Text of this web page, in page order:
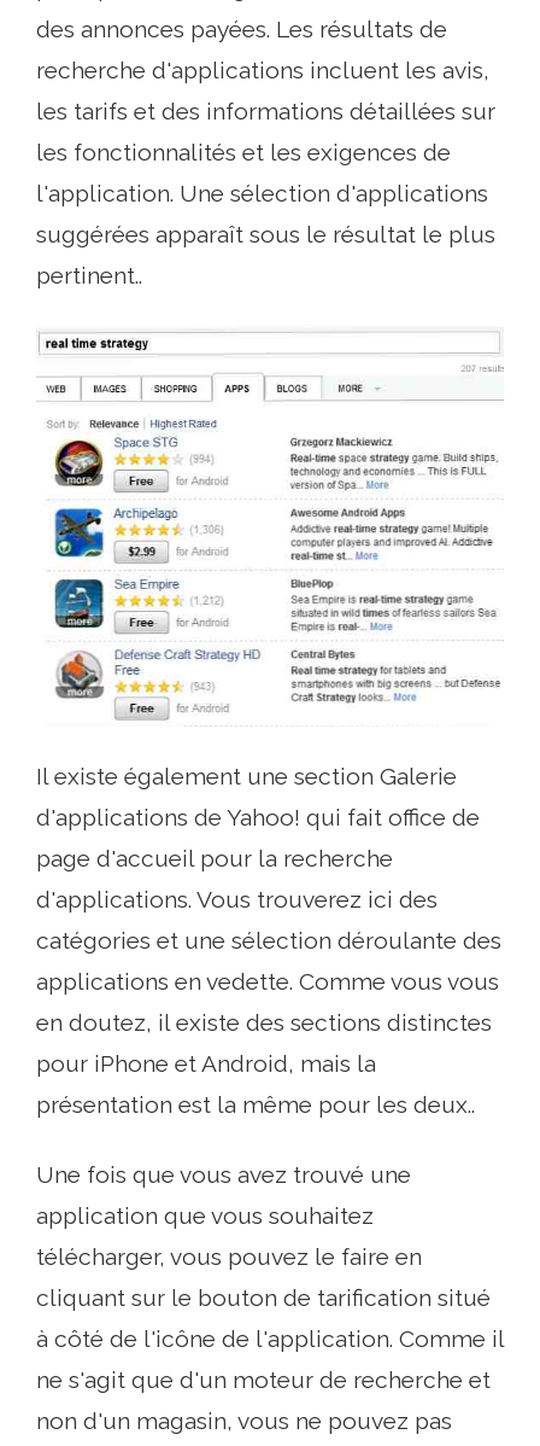
des annonces payées. Les résultats de
recherche d'applications incluent les avis,
les tarifs et des informations détaillées sur
les fonctionnalités et les exigences de
l'application. Une sélection d'applications
suggérées apparaît sous le résultat le plus
pertinent..
Il existe également une section Galerie
d'applications de Yahoo! qui fait office de
page d'accueil pour la recherche
d'applications. Vous trouverez ici des
catégories et une sélection déroulante des
applications en vedette. Comme vous vous
en doutez, il existe des sections distinctes
pour iPhone et Android, mais la
présentation est la même pour les deux..
Une fois que vous avez trouvé une
application que vous souhaitez
télécharger, vous pouvez le faire en
cliquant sur le bouton de tarification situé
à côté de l'icône de l'application. Comme il
ne s'agit que d'un moteur de recherche et
non d'un magasin, vous ne pouvez pas